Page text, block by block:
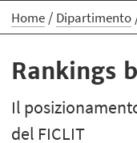
Home Dipartimento
Rankings
Il
del FICLIT